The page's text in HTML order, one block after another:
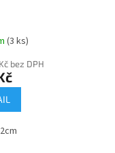
(3 ks)
bez DPH